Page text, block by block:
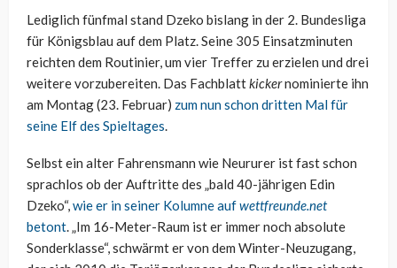
Lediglich fünfmal stand Dzeko bislang in der 2. Bundesliga
für Königsblau auf dem Platz. Seine 305 Einsatzminuten
reichten dem Routinier, um vier Treffer zu erzielen und drei
weitere vorzubereiten. Das Fachblattkickernominierte ihn
am Montag (23. Februar) zum nun schon dritten Mal für
seine Elf des Spieltages.
Selbst ein alter Fahrensmann wie Neururer ist fast schon
sprachlos ob der Auftritte des „bald 40-jährigen Edin
Dzeko“,wie er in seiner Kolumne aufwettfreunde.net
betont. „Im 16-Meter-Raum ist er immer noch absolute
Sonderklasse“, schwärmt er von dem Winter-Neuzugang,